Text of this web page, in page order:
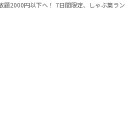
題2000円以下へ！ 7日間限定、しゃぶ葉ラン